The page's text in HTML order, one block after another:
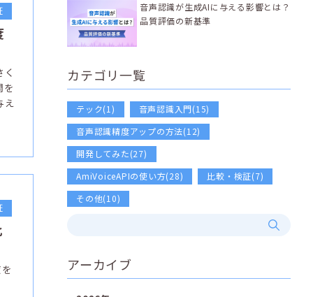
え
音声認識が生成AIに与える影響とは？
品質評価の新基準
カテゴリ一覧
テック(1)
音声認識入門(15)
音声認識精度アップの方法(12)
開発してみた(27)
AmiVoiceAPIの使い方(28)
比較・検証(7)
その他(10)
アーカイブ